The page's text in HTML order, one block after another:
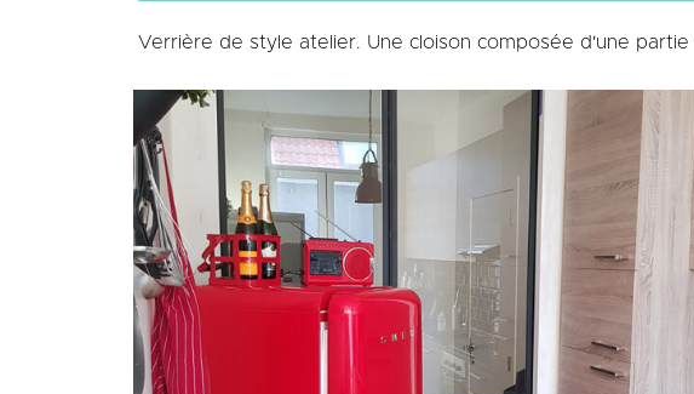
Verrière de style atelier. Une cloison composée d'une